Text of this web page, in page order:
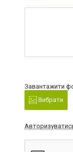
Завантажити
Вибрати